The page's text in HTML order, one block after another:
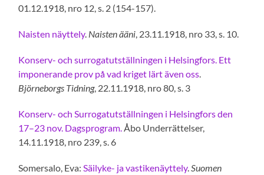
01.12.1918, nro 12, s. 2 (154-157).
Naisten näyttely. Naisten ääni , 23.11.1918, nro 33, s. 10.
Konserv- och surrogatutställningen i Helsingfors. Ett
imponerande prov på vad kriget lärt även oss
Björneborgs Tidning, 22.11.1918, nro 80, s. 3
Konserv- och Surrogatutställningen i Helsingfors den
17–23 nov. Dagsprogram. Åbo Underrättelser,
14.11.1918, nro 239, s. 6
Somersalo, Eva: Säilyke- ja vastikenäyttely. Suomen